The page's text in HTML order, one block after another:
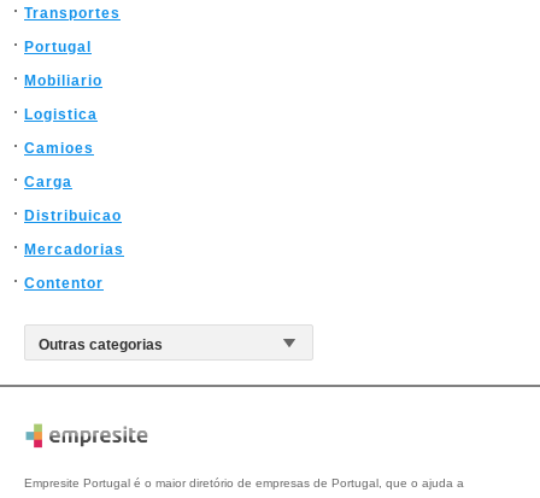
Transportes
Portugal
Mobiliario
Logistica
Camioes
Carga
Distribuicao
Mercadorias
Contentor
Empresite Portugal é o maior diretório de empresas de Portugal, que o ajuda a